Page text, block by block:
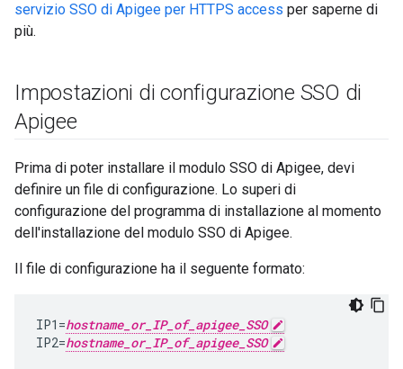
servizio SSO di Apigee per HTTPS access per saperne di
più.
Impostazioni di configurazione SSO di
Apigee
Prima di poter installare il modulo SSO di Apigee, devi
definire un file di configurazione. Lo superi di
configurazione del programma di installazione al momento
dell'installazione del modulo SSO di Apigee.
Il file di configurazione ha il seguente formato:
IP1 =hostname_or_IP_of_apigee_SSO
IP2=hostname_or_IP_of_apigee_SSO